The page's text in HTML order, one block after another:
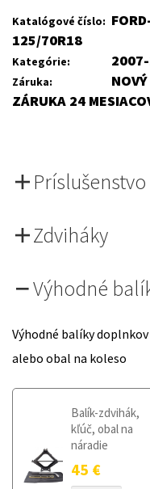
168 €.
Katalógové číslo:
125/70R18
Kategórie:
Záruka:
ZÁRUKA 24
Zdviháky
Výhodné
Výhodné balíky
alebo obal na koleso
Balík-zdvihák,
kľúč, obal na
náradie
45 €